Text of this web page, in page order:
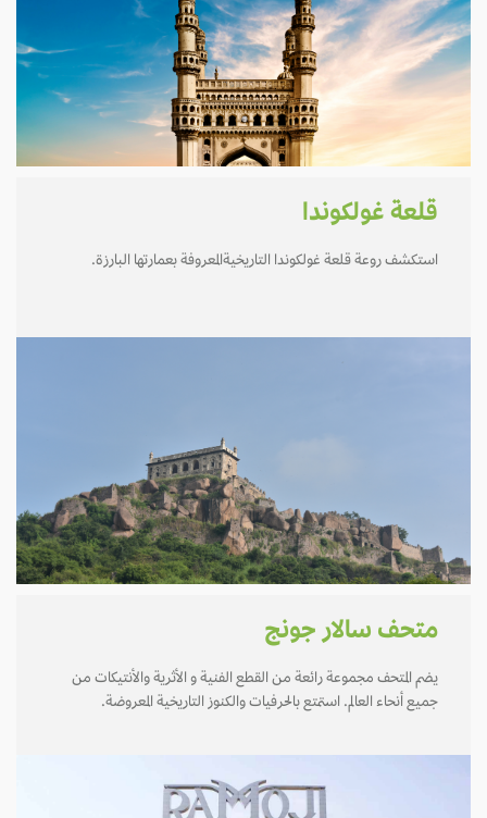
قلعة غولكوندا
استكشف روعة قلعة غولكوندا التاريخيةالمعروفة بعمارتها البارزة.
متحف سالار جونج
يضم المتحف مجموعة رائعة من القطع الفنية و الأثرية والأنتيكات من
جميع أنحاء العالم. استمتع بالحرفيات والكنوز التاريخية المعروضة.